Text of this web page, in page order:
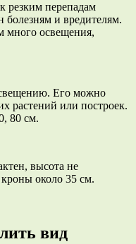
резким перепадам
и вредителям.
много освещения,
Его можно
растений или построек.
80 см.
высота не
около 35 см.
вид